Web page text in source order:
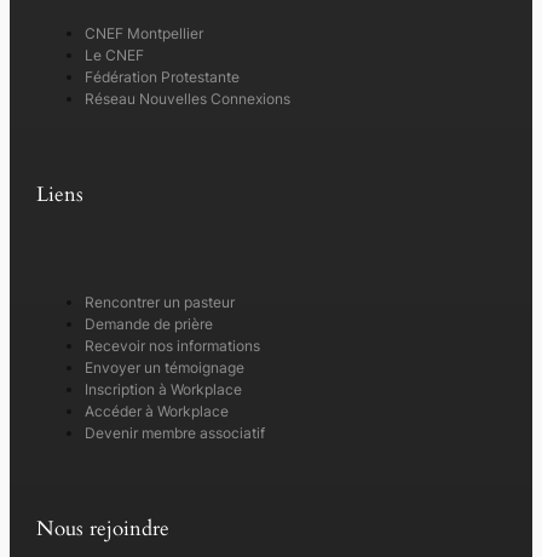
CNEF Montpellier
Le CNEF
Fédération Protestante
Réseau Nouvelles Connexions
Liens
Rencontrer un pasteur
Demande de prière
Recevoir nos informations
Envoyer un témoignage
Inscription à Workplace
Accéder à Workplace
Devenir membre associatif
Nous rejoindre